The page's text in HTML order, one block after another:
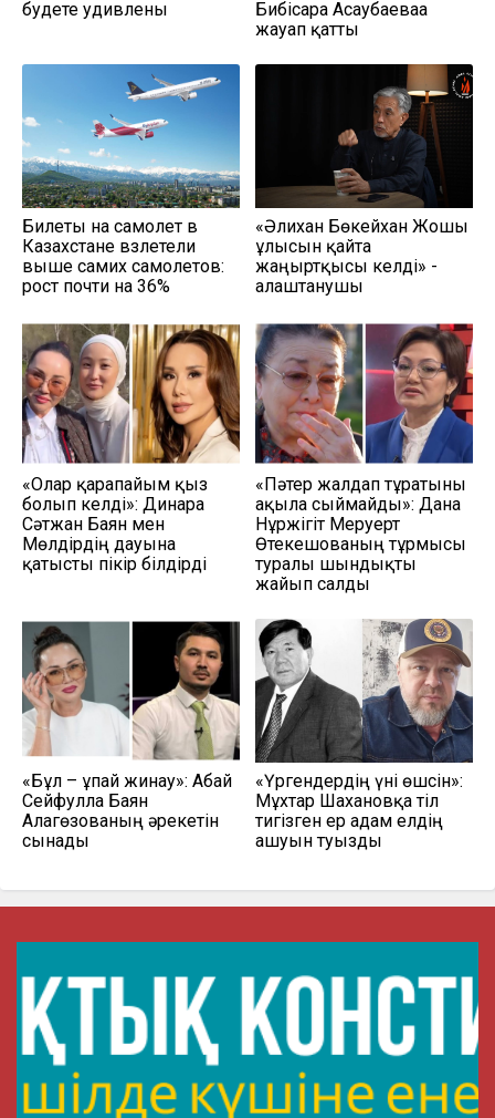
будете удивлены
Бибісара Асаубаеваға
жауап қатты
Билеты на самолет в
Казахстане взлетели
выше самих самолетов:
рост почти на 36%
«Әлихан Бөкейхан Жошы
ұлысын қайта
жаңғыртқысы келді» -
алаштанушы
«Олар қарапайым қыз
болып келді»: Динара
Сәтжан Баян мен
Мөлдірдің дауына
қатысты пікір білдірді
«Пәтер жалдап тұратыны
ақылға сыймайды»: Дана
Нұржігіт Меруерт
Өтекешованың тұрмысы
туралы шындықты
жайып салды
«Бұл – ұпай жинау»: Абай
Сейфулла Баян
Алагөзованың әрекетін
сынады
«Үргендердің үні өшсін»:
Мұхтар Шахановқа тіл
тигізген ер адам елдің
ашуын туғызды